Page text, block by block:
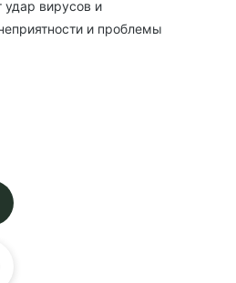
удар вирусов и
и проблемы